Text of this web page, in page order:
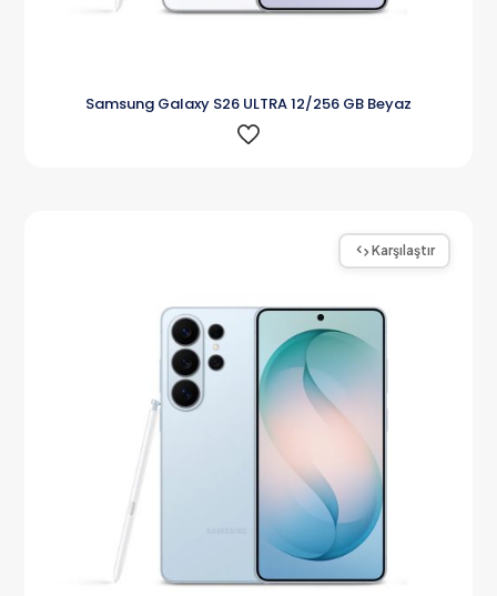
Samsung Galaxy S26 ULTRA 12/256 GB Beyaz
Karşılaştır